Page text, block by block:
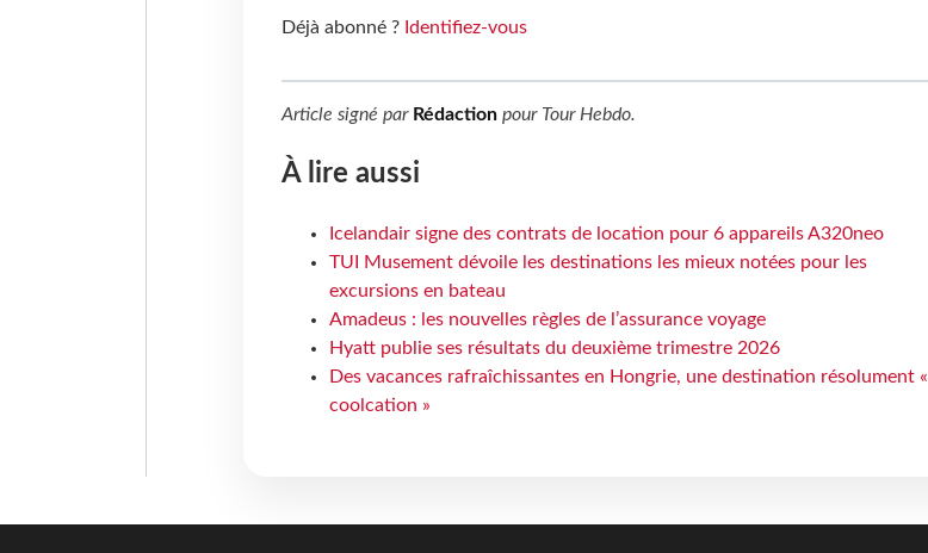
Déjà abonné ? Identifiez-vous
Article signé par Rédactionpour Tour Hebdo.
À lire aussi
Icelandair signe des contrats de location pour 6 appareils A320neo
TUI Musement dévoile les destinations les mieux notées pour les
excursions en bateau
Amadeus : les nouvelles règles de l’assurance voyage
Hyatt publie ses résultats du deuxième trimestre 2026
Des vacances rafraîchissantes en Hongrie, une destination résolument «
coolcation »